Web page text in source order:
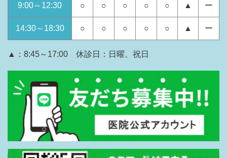
9:00～12:30 ○ ○ ○ ○ ○ ▲ ー
14:30～18:30 ○ ○ ○ ○ ○ ▲ ー
▲：8:45～17:00 休診日：日曜、祝日